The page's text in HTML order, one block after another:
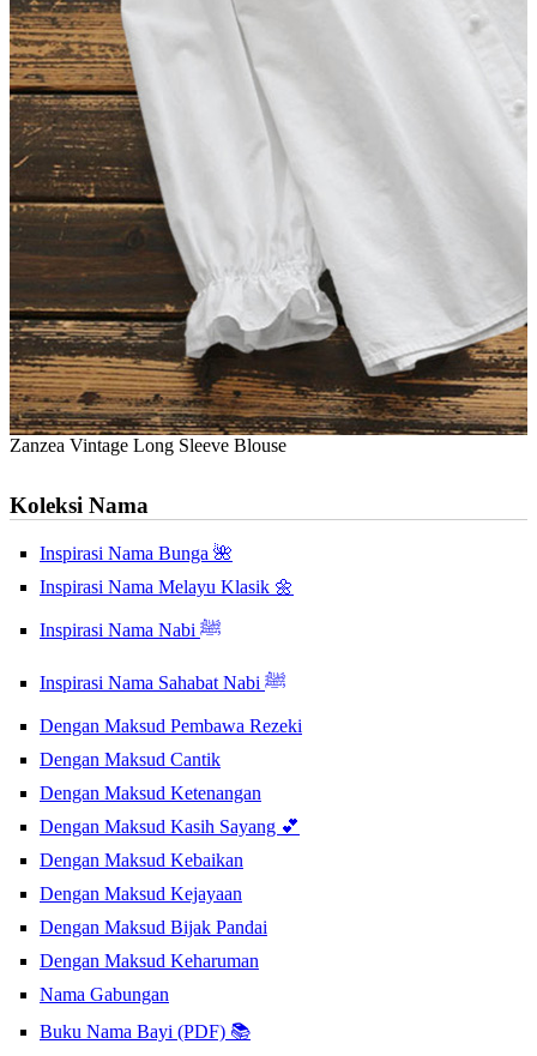
Zanzea Vintage Long Sleeve Blouse
Koleksi Nama
Inspirasi Nama Bunga 🌺
Inspirasi Nama Melayu Klasik 🌼
Inspirasi Nama Nabi ﷺ
Inspirasi Nama Sahabat Nabi ﷺ
Dengan Maksud Pembawa Rezeki
Dengan Maksud Cantik
Dengan Maksud Ketenangan
Dengan Maksud Kasih Sayang 💕
Dengan Maksud Kebaikan
Dengan Maksud Kejayaan
Dengan Maksud Bijak Pandai
Dengan Maksud Keharuman
Nama Gabungan
Buku Nama Bayi (PDF) 📚